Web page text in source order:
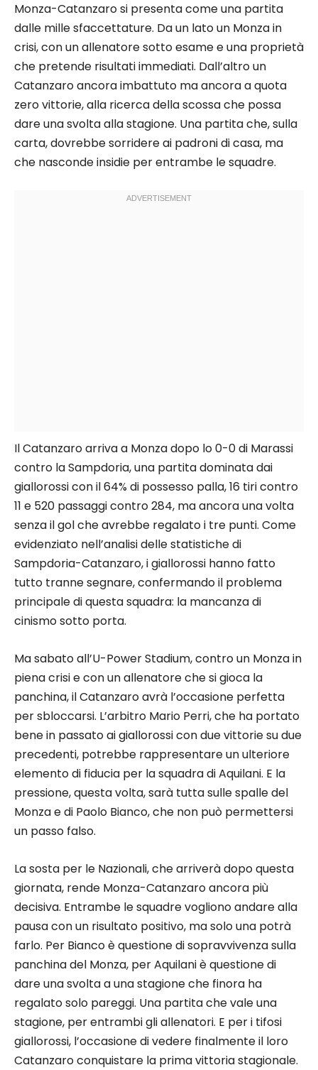
Monza-Catanzaro si presenta come una partita
dalle mille sfaccettature. Da un lato un Monza in
crisi, con un allenatore sotto esame e una proprietà
che pretende risultati immediati. Dall’altro un
Catanzaro ancora imbattuto ma ancora a quota
zero vittorie, alla ricerca della scossa che possa
dare una svolta alla stagione. Una partita che, sulla
carta, dovrebbe sorridere ai padroni di casa, ma
che nasconde insidie per entrambe le squadre.
Il Catanzaro arriva a Monza dopo lo 0-0 di Marassi
contro la Sampdoria, una partita dominata dai
giallorossi con il 64% di possesso palla, 16 tiri contro
11 e 520 passaggi contro 284, ma ancora una volta
senza il gol che avrebbe regalato i tre punti. Come
evidenziato nell’analisi delle statistiche di
Sampdoria-Catanzaro, i giallorossi hanno fatto
tutto tranne segnare, confermando il problema
principale di questa squadra: la mancanza di
cinismo sotto porta.
Ma sabato all’U-Power Stadium, contro un Monza in
piena crisi e con un allenatore che si gioca la
panchina, il Catanzaro avrà l’occasione perfetta
per sbloccarsi. L’arbitro Mario Perri, che ha portato
bene in passato ai giallorossi con due vittorie su due
precedenti, potrebbe rappresentare un ulteriore
elemento di fiducia per la squadra di Aquilani. E la
pressione, questa volta, sarà tutta sulle spalle del
Monza e di Paolo Bianco, che non può permettersi
un passo falso.
La sosta per le Nazionali, che arriverà dopo questa
giornata, rende Monza-Catanzaro ancora più
decisiva. Entrambe le squadre vogliono andare alla
pausa con un risultato positivo, ma solo una potrà
farlo. Per Bianco è questione di sopravvivenza sulla
panchina del Monza, per Aquilani è questione di
dare una svolta a una stagione che finora ha
regalato solo pareggi. Una partita che vale una
stagione, per entrambi gli allenatori. E per i tifosi
giallorossi, l’occasione di vedere finalmente il loro
Catanzaro conquistare la prima vittoria stagionale.